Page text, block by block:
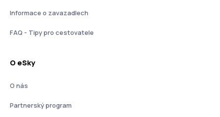
Informace o zavazadlech
FAQ - Tipy pro cestovatele
O eSky
O nás
Partnerský program